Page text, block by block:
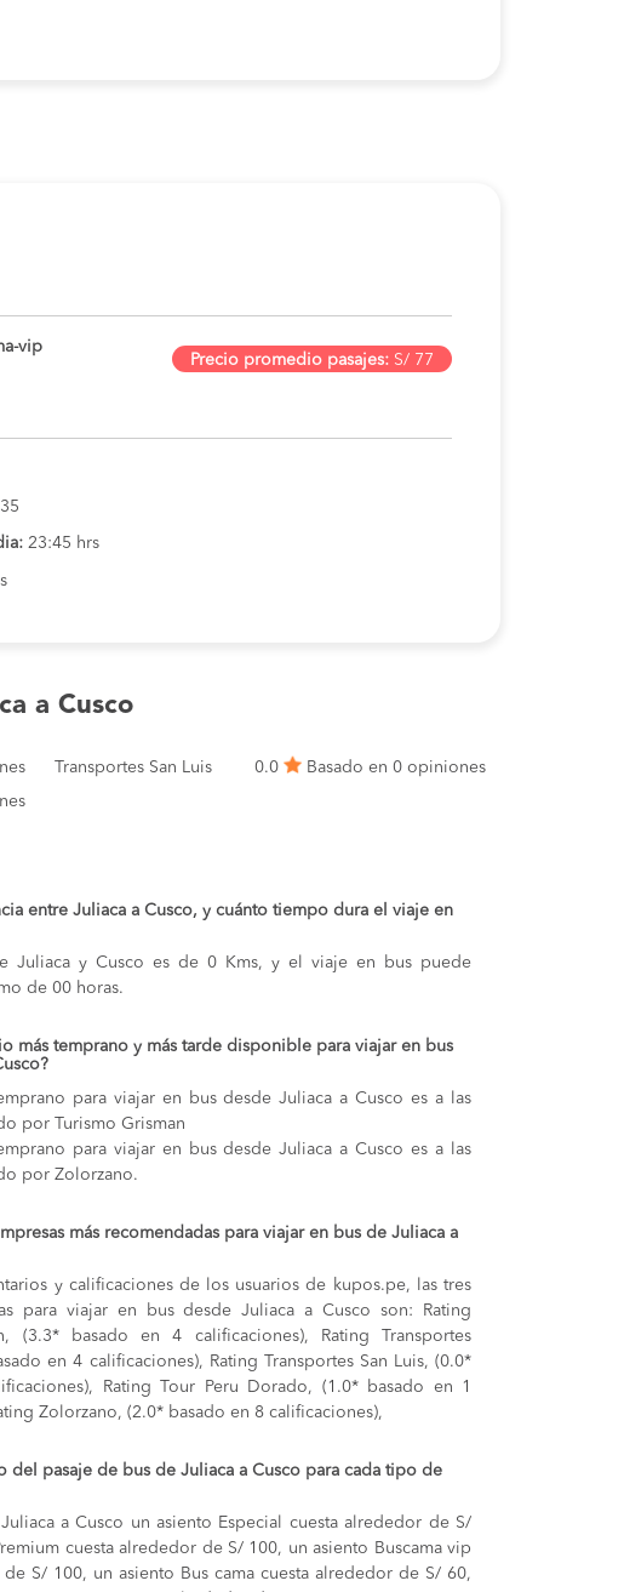
vip
Precio promedio pasajes:S/ 77
23:45 hrs
a Cusco
Transportes San Luis 0.0
Basado en 0 opiniones
entre Juliaca a Cusco, y cuánto tiempo dura el viaje en
Juliaca y Cusco es de 0 Kms, y el viaje en bus puede
de 00 horas.
más temprano y más tarde disponible para viajar en bus
para viajar en bus desde Juliaca a Cusco es a las
por Turismo Grisman
para viajar en bus desde Juliaca a Cusco es a las
por Zolorzano.
más recomendadas para viajar en bus de Juliaca a
y calificaciones de los usuarios de kupos.pe, las tres
para viajar en bus desde Juliaca a Cusco son: Rating
(3.3* basado en 4 calificaciones), Rating Transportes
en 4 calificaciones), Rating Transportes San Luis, (0.0*
Rating Tour Peru Dorado, (1.0* basado en 1
Zolorzano, (2.0* basado en 8 calificaciones),
del pasaje de bus de Juliaca a Cusco para cada tipo de
a Cusco un asiento Especial cuesta alrededor de S/
cuesta alrededor de S/ 100, un asiento Buscama vip
de S/ 100, un asiento Bus cama cuesta alrededor de S/ 60,